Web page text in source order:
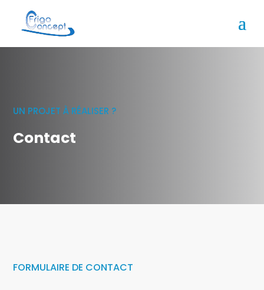
UN PROJET À RÉALISER ?
Contact
FORMULAIRE DE CONTACT